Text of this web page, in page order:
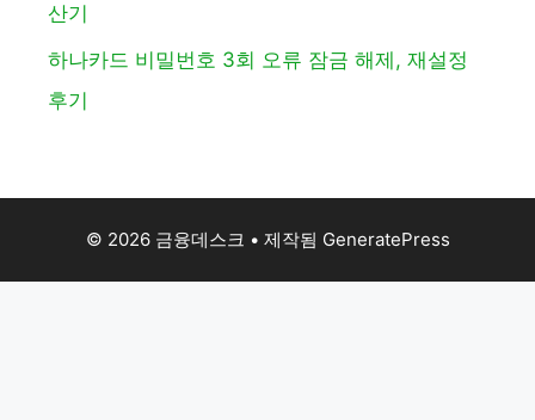
산기
하나카드 비밀번호 3회 오류 잠금 해제, 재설정
후기
© 2026 금융데스크 • 제작됨 GeneratePress